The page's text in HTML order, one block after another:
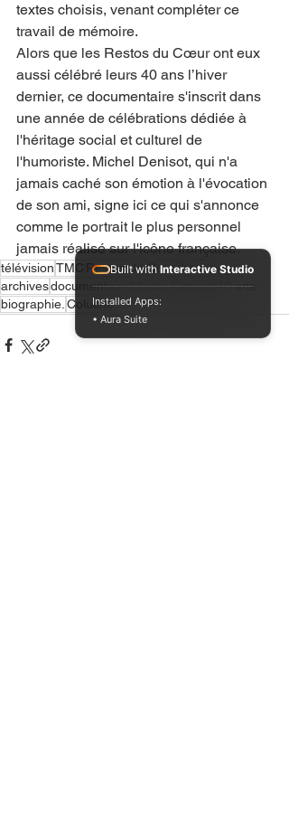
textes choisis, venant compléter ce
travail de mémoire.
Alors que les Restos du Cœur ont eux
aussi célébré leurs 40 ans l’hiver
dernier, ce documentaire s'inscrit dans
une année de célébrations dédiée à
l'héritage social et culturel de
l'humoriste. Michel Denisot, qui n'a
jamais caché son émotion à l'évocation
de son ami, signe ici ce qui s'annonce
comme le portrait le plus personnel
jamais réalisé sur l'icône française.
télévisionTMC Restos du Cœurhommage
archivesdocumentaireMichel Denisot40 ans
biographie.Coluche
Built with Interactive Studio
Installed Apps:
• Aura Suite